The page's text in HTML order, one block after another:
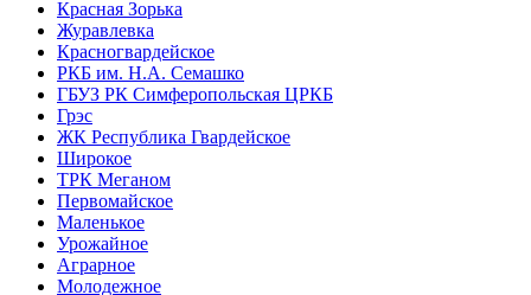
Красная Зорька
Журавлевка
Красногвардейское
РКБ им. Н.А. Семашко
ГБУЗ РК Симферопольская ЦРКБ
Грэс
ЖК Республика Гвардейское
Широкое
ТРК Меганом
Первомайское
Маленькое
Урожайное
Аграрное
Молодежное